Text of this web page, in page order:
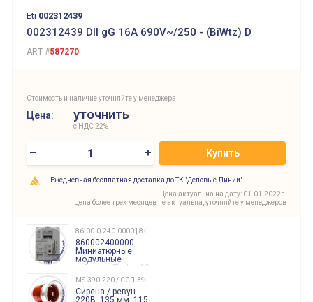
Eti 002312439
002312439 DII gG 16A 690V~/250 - (BiWtz) D
ART #587270
Стоимость и наличие уточняйте у менеджера
Цена: уточнить
с НДС 22%
– + Купить
Ежедневная бесплатная доставка до ТК "Деловые Линии"
Цена актуальна на дату: 01.01.2022г.
Цена более трех месяцев не актуальна, уточняйте у менеджеров
86.00.0.240.0000 | 860002400000
860002400000
Миниатюрные
модульные
таймеры Finder, 12-
240 Вольт AC/DC
Finder
86.00.0.240.0000
MS-390-220 / ССП-390 220В
Сирена / ревун
220В, 135 мм, 115